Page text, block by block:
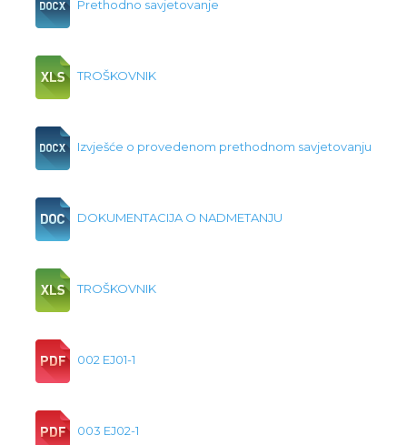
Prethodno savjetovanje
TROŠKOVNIK
Izvješće o provedenom prethodnom savjetovanju
DOKUMENTACIJA O NADMETANJU
TROŠKOVNIK
002 EJ01-1
003 EJ02-1